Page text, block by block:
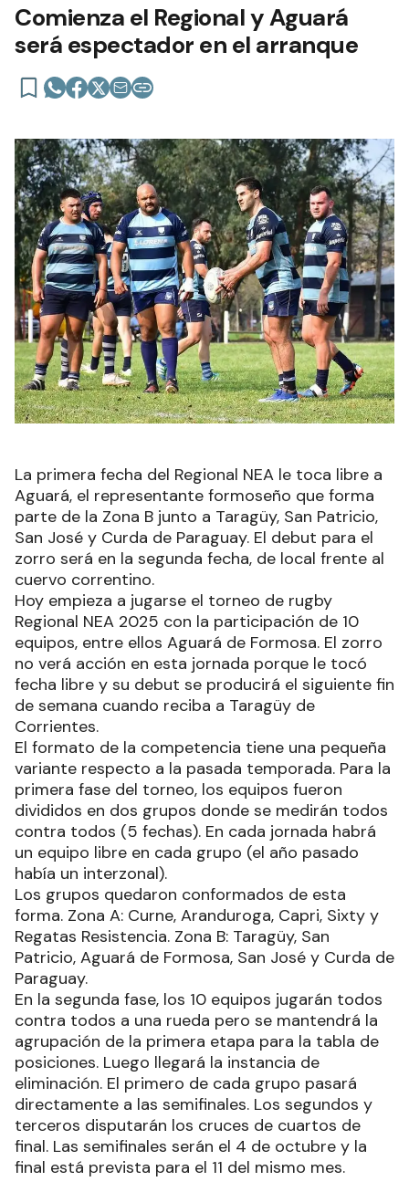
Comienza el Regional y Aguará
será espectador en el arranque
La primera fecha del Regional NEA le toca libre a
Aguará, el representante formoseño que forma
parte de la Zona B junto a Taragüy, San Patricio,
San José y Curda de Paraguay. El debut para el
zorro será en la segunda fecha, de local frente al
cuervo correntino.
Hoy empieza a jugarse el torneo de rugby
Regional NEA 2025 con la participación de 10
equipos, entre ellos Aguará de Formosa. El zorro
no verá acción en esta jornada porque le tocó
fecha libre y su debut se producirá el siguiente fin
de semana cuando reciba a Taragüy de
Corrientes.
El formato de la competencia tiene una pequeña
variante respecto a la pasada temporada. Para la
primera fase del torneo, los equipos fueron
divididos en dos grupos donde se medirán todos
contra todos (5 fechas). En cada jornada habrá
un equipo libre en cada grupo (el año pasado
había un interzonal).
Los grupos quedaron conformados de esta
forma. Zona A: Curne, Aranduroga, Capri, Sixty y
Regatas Resistencia. Zona B: Taragüy, San
Patricio, Aguará de Formosa, San José y Curda de
Paraguay.
En la segunda fase, los 10 equipos jugarán todos
contra todos a una rueda pero se mantendrá la
agrupación de la primera etapa para la tabla de
posiciones. Luego llegará la instancia de
eliminación. El primero de cada grupo pasará
directamente a las semifinales. Los segundos y
terceros disputarán los cruces de cuartos de
final. Las semifinales serán el 4 de octubre y la
final está prevista para el 11 del mismo mes.